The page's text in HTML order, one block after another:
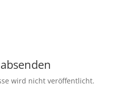
wird nicht veröffentlicht.